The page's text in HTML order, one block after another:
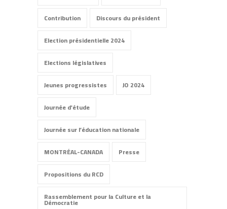
Contribution
Discours du président
Election présidentielle 2024
Elections législatives
Jeunes progressistes
JO 2024
Journée d'étude
Journée sur l’éducation nationale
MONTRÉAL-CANADA
Presse
Propositions du RCD
Rassemblement pour la Culture et la
Démocratie